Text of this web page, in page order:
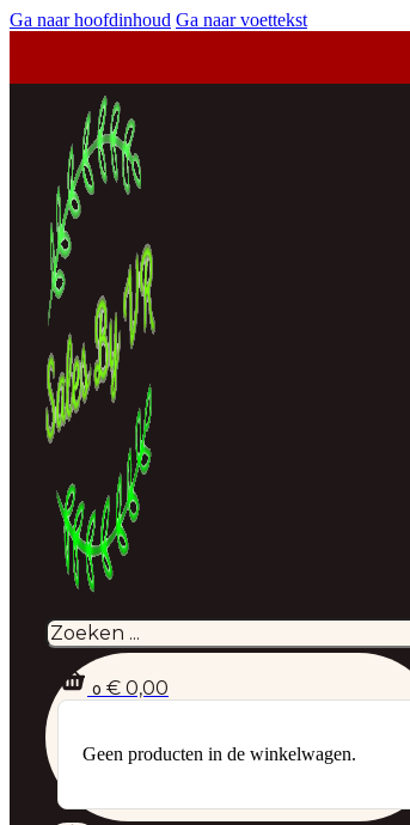
Ga naar hoofdinhoud Ga naar voettekst
Vanaf €20,- gratis verzending in Nederland
Vóór 13:00 besteld, vandaag verzonden
Vanaf €20,- gratis verzending in Nederland
Vóór 13:00 besteld, vandaag verzonden
Vanaf €20,- gratis verzending in Nederland
0 € 0,00
Geen producten in de winkelwagen.